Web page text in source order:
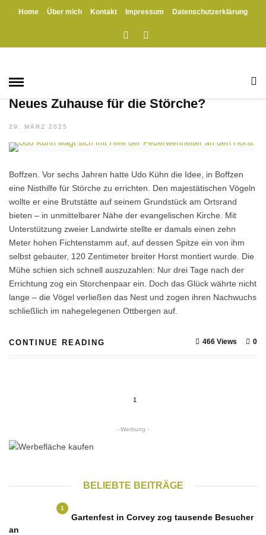
Home Über mich Kontakt Impressum
Datenschutzerklärung
Michael Buchwald
BOFFZEN
Neues Zuhause für die Störche?
29. MÄRZ 2025
Boffzen. Vor sechs Jahren hatte Udo Kühn die Idee, in Boffzen
eine Nisthilfe für Störche zu errichten. Den majestätischen Vögeln
wollte er eine Brutstätte auf seinem Grundstück am Ortsrand
bieten – in unmittelbarer Nähe der evangelischen Kirche. Mit
Unterstützung zweier Landwirte stellte er damals einen zehn
Meter hohen Fichtenstamm auf, auf dessen Spitze ein von ihm
selbst gebauter, 120 Zentimeter breiter Horst montiert wurde. Die
Mühe schien sich schnell auszuzahlen: Nur drei Tage nach der
Errichtung zog ein Storchenpaar ein. Doch das Glück währte nicht
lange – die Vögel verließen das Nest und zogen ihren Nachwuchs
schließlich im nahegelegenen Ottbergen auf.
CONTINUE READING 0
466 Views
1
- Werbung -
BELIEBTE BEITRÄGE
1
Gartenfest in Corvey zog tausende Besucher
an